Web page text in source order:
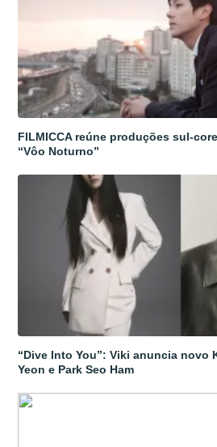
FILMICCA reúne produções sul-
“Vôo Noturno”
“Dive Into You”: Viki anuncia novo
Yeon e Park Seo Ham